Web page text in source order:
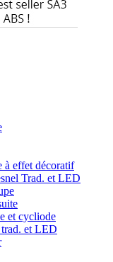
à effet décoratif
Trad. et LED
et cycliode
trad. et LED